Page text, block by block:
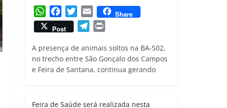
W
h
a
t
s
A
a
c
e
b
o
w
i
t
t
e
m
a
i
l
Share
Post
l
e
g
i
n
t
A presença de animais soltos na BA-502,
no trecho entre São Gonçalo dos Campos
e Feira de Santana, continua gerando
Feira de Saúde será realizada nesta